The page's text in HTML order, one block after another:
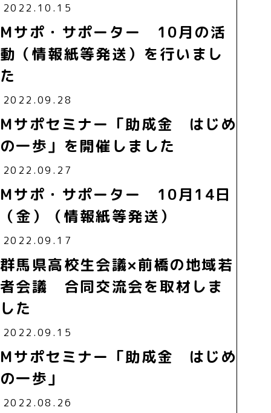
2022.10.15
Mサポ・サポーター 10月の活
動（情報紙等発送）を行いまし
た
2022.09.28
Mサポセミナー「助成金 はじめ
の一歩」を開催しました
2022.09.27
Mサポ・サポーター 10月14日
（金）（情報紙等発送）
2022.09.17
群馬県高校生会議×前橋の地域若
者会議 合同交流会を取材しま
した
2022.09.15
Mサポセミナー「助成金 はじめ
の一歩」
2022.08.26